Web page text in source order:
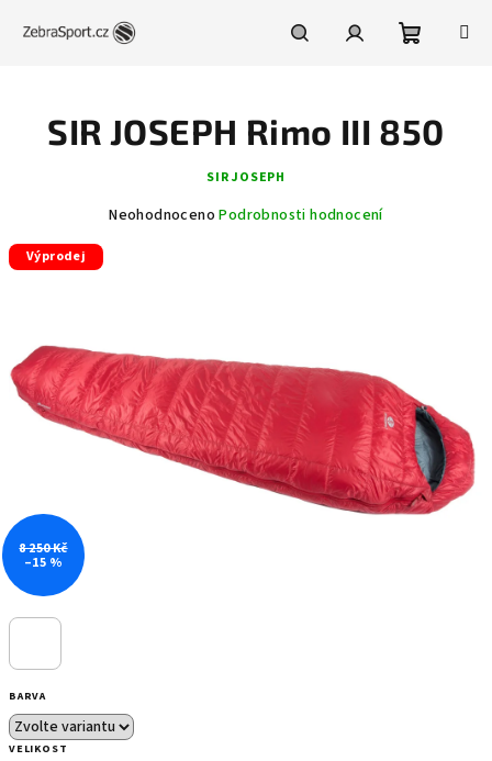
košík
BARVA
VELIKOST
SIR JOSEPH Rimo III 850
SIR JOSEPH
Průměrné
hvězdiček.
Neohodnoceno Podrobnosti hodnocení
Výprodej
8 250 Kč
–15 %